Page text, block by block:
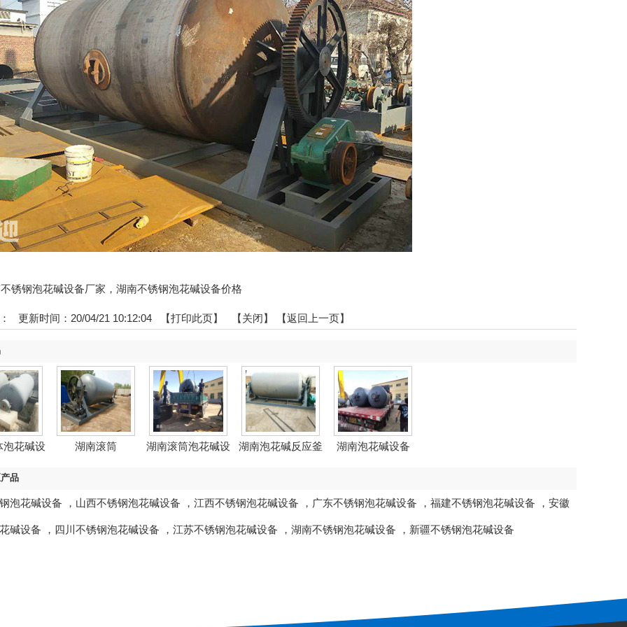
锈钢泡花碱设备厂家，湖南不锈钢泡花碱设备价格
更新时间：20/04/21 10:12:04 【打印此页】 【关闭】 【返回上一页】
泡花碱设
湖南滚筒
湖南滚筒泡花碱设
湖南泡花碱反应釜 湖南泡花碱设备
品
泡花碱设备 ， 山西不锈钢泡花碱设备 ， 江西不锈钢泡花碱设备 ， 广东不锈钢泡花碱设备 ， 福建不锈钢泡花碱设备 ， 安徽
碱设备 ， 四川不锈钢泡花碱设备 ， 江苏不锈钢泡花碱设备 ， 湖南不锈钢泡花碱设备 ， 新疆不锈钢泡花碱设备